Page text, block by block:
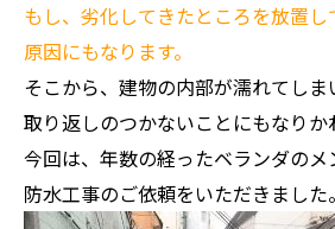
もし、劣化してきたところを放置
原因にもなります。
そこから、建物の内部が濡れてしま
取り返しのつかないことにもなりか
今回は、年数の経ったベランダのメ
防水工事のご依頼をいただきました。